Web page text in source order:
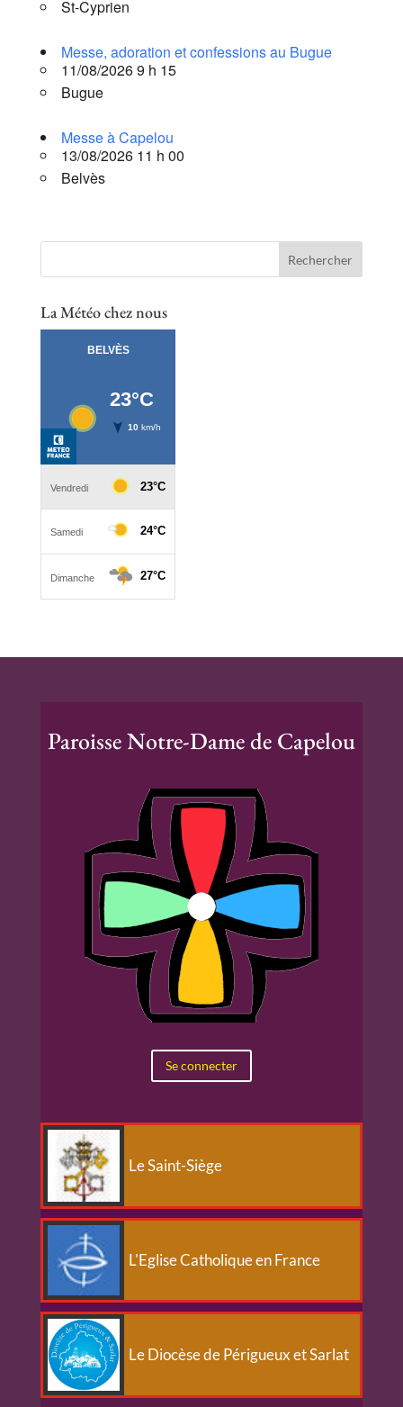
St-Cyprien
Messe, adoration et confessions au Bugue
11/08/2026 9 h 15
Bugue
Messe à Capelou
13/08/2026 11 h 00
Belvès
La Météo chez nous
Paroisse Notre-Dame de Capelou
Se connecter
Le Saint-Siège
L'Eglise Catholique en France
Le Diocèse de Périgueux et Sarlat